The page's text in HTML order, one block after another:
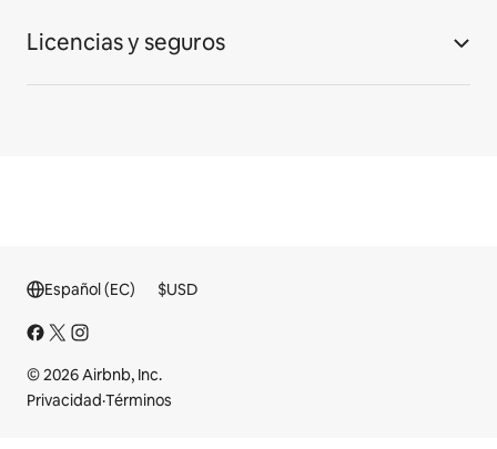
Licencias y seguros
Español (EC) $USD
© 2026 Airbnb, Inc.
Privacidad·Términos